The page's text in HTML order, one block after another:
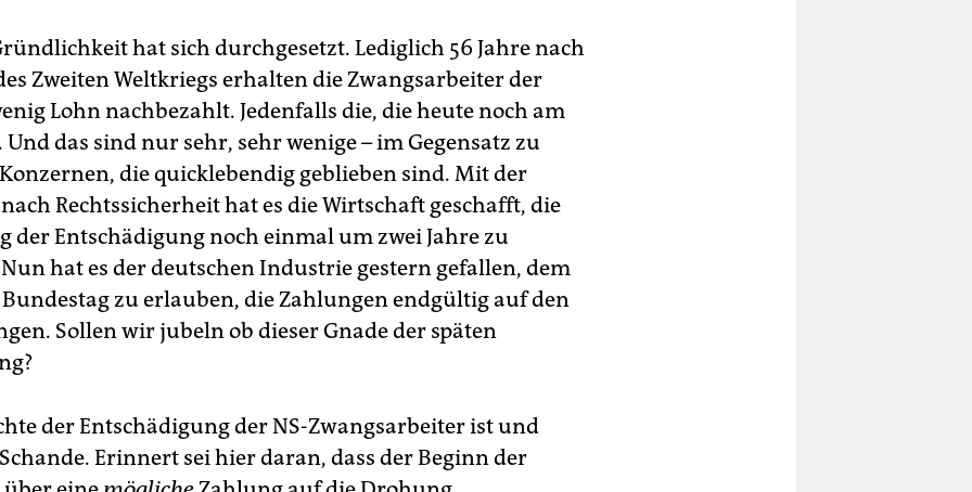
hat sich durchgesetzt. Lediglich 56 Jahre nach
Zweiten Weltkriegs erhalten die Zwangsarbeiter der
Lohn nachbezahlt. Jedenfalls die, die heute noch am
Und das sind nur sehr, sehr wenige – im Gegensatz zu
die quicklebendig geblieben sind. Mit der
Rechtssicherheit hat es die Wirtschaft geschafft, die
der Entschädigung noch einmal um zwei Jahre zu
hat es der deutschen Industrie gestern gefallen, dem
zu erlauben, die Zahlungen endgültig auf den
Sollen wir jubeln ob dieser Gnade der späten
der Entschädigung der NS-Zwangsarbeiter ist und
Erinnert sei hier daran, dass der Beginn der